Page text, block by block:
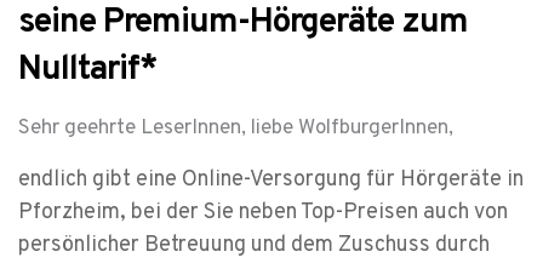
seine Premium-Hörgeräte zum
Nulltarif*
Sehr geehrte LeserInnen, liebe WolfburgerInnen,
endlich gibt eine Online-Versorgung für Hörgeräte in
Pforzheim, bei der Sie neben Top-Preisen auch von
persönlicher Betreuung und dem Zuschuss durch